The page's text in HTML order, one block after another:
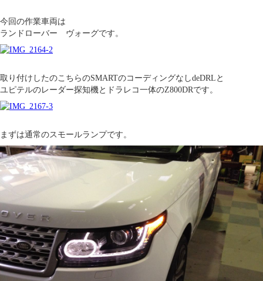
今回の作業車両は
ランドローバー ヴォーグです。
取り付けしたのこちらのSMARTのコーディングなしdeDRLと
ユピテルのレーダー探知機とドラレコ一体のZ800DRです。
まずは通常のスモールランプです。